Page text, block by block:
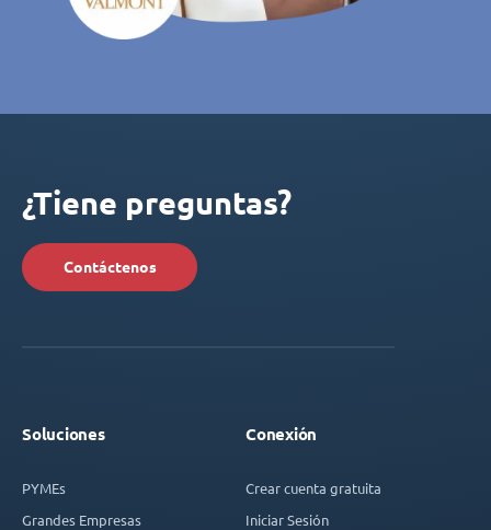
¿Tiene preguntas?
Contáctenos
Soluciones
PYMEs
Grandes Empresas
Conexión
Crear cuenta gratuita
Iniciar Sesión